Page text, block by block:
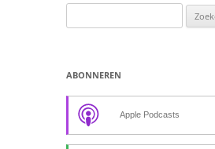
naar:
ABONNEREN
Apple Podcasts